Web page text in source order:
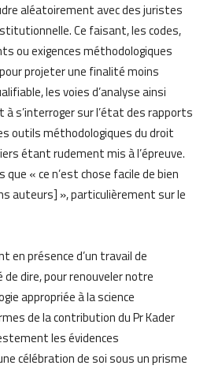
aléatoirement avec des juristes
Ce faisant, les codes,
ou exigences méthodologiques
projeter une finalité moins
les voies d’analyse ainsi
s’interroger sur l’état des rapports
outils méthodologiques du droit
étant rudement mis à l’épreuve.
« ce n’est chose facile de bien
auteurs] », particulièrement sur le
présence d’un travail de
dire, pour renouveler notre
appropriée à la science
de la contribution du Pr Kader
les évidences
célébration de soi sous un prisme